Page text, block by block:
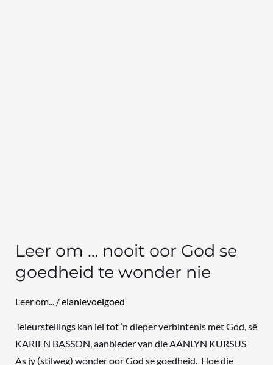
Leer om … nooit oor God se
goedheid te wonder nie
Leer om.../elanievoelgoed
Teleurstellings kan lei tot ’n dieper verbintenis met God, sê
KARIEN BASSON, aanbieder van die AANLYN KURSUS
As jy (stilweg) wonder oor God se goedheid. Hoe die